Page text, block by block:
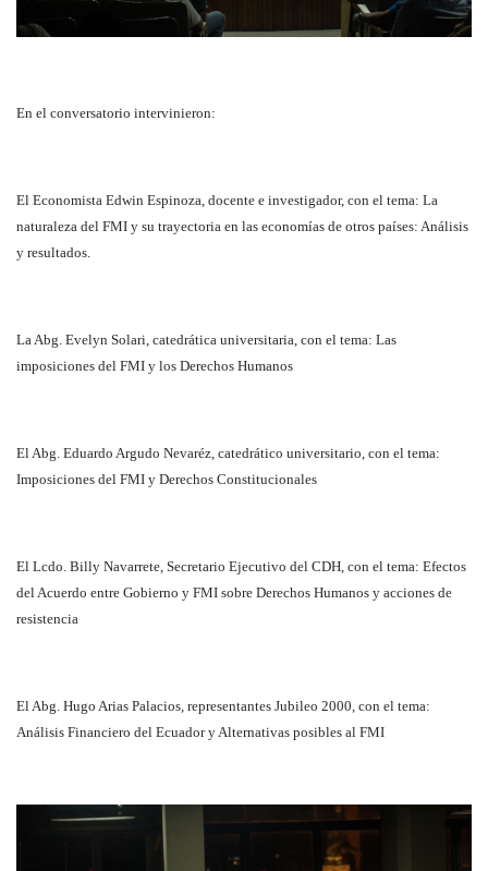
En el conversatorio intervinieron:
El Economista Edwin Espinoza, docente e investigador, con el tema: La
naturaleza del FMI y su trayectoria en las economías de otros países: Análisis
y resultados.
La Abg. Evelyn Solari, catedrática universitaria, con el tema: Las
imposiciones del FMI y los Derechos Humanos
El Abg. Eduardo Argudo Nevaréz, catedrático universitario, con el tema:
Imposiciones del FMI y Derechos Constitucionales
El Lcdo. Billy Navarrete, Secretario Ejecutivo del CDH, con el tema: Efectos
del Acuerdo entre Gobierno y FMI sobre Derechos Humanos y acciones de
resistencia
El Abg. Hugo Arias Palacios, representantes Jubileo 2000, con el tema:
Análisis Financiero del Ecuador y Alternativas posibles al FMI